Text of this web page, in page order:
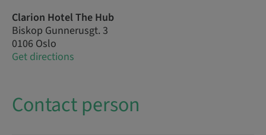
Clarion Hotel The Hub
Biskop Gunnerusgt. 3
0106 Oslo
Get directions
Contact person